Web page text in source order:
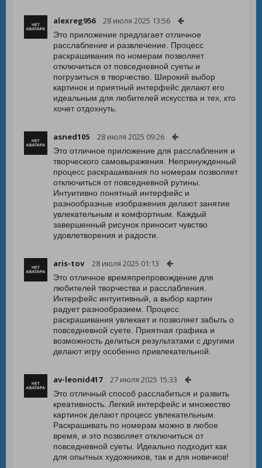
alexreg956 28 июля 2025 13:56
Это приложение предлагает отличное
расслабление и развлечение. Процесс
раскрашивания по номерам позволяет
отключиться от повседневной суеты и
погрузиться в творчество. Широкий выбор
картинок и приятный интерфейс делают его
идеальным для любителей искусства и тех, кто
хочет отдохнуть.
asned105 28 июля 2025 09:26
Это отличное приложение для расслабления и
творческого самовыражения. Непринужденный
процесс раскрашивания по номерам позволяет
отключиться от повседневной рутины.
Интуитивно понятный интерфейс и
разнообразные изображения делают занятие
увлекательным и комфортным. Каждый
завершенный рисунок приносит чувство
удовлетворения и радости.
aris-tov 28 июля 2025 01:13
Это отличное времяпрепровождение для
любителей творчества и расслабления.
Интерфейс интуитивный, а выбор картин
радует разнообразием. Процесс
раскрашивания увлекает и позволяет забыть о
повседневной суете. Приятная графика и
возможность делиться результатами с другими
делают игру особенно привлекательной.
av-leonid417 27 июля 2025 15:33
Это отличный способ расслабиться и развить
креативность. Легкий интерфейс и множество
картинок делают процесс увлекательным.
Раскрашивать по номерам можно в любое
время, и это позволяет отключиться от
повседневной суеты. Идеально подходит как
для опытных художников, так и для новичков!